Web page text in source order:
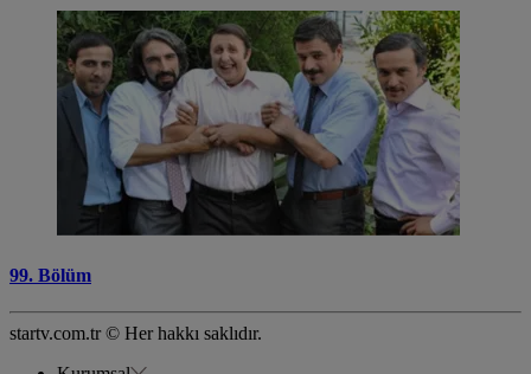
99. Bölüm
startv.com.tr © Her hakkı saklıdır.